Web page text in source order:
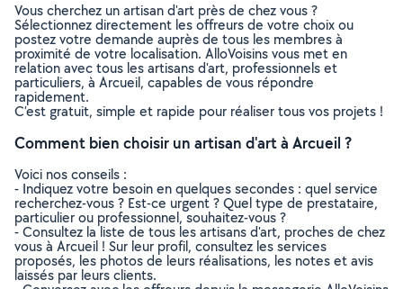
Vous cherchez un artisan d'art près de chez vous ?
Sélectionnez directement les offreurs de votre choix ou
postez votre demande auprès de tous les membres à
proximité de votre localisation. AlloVoisins vous met en
relation avec tous les artisans d'art, professionnels et
particuliers, à Arcueil, capables de vous répondre
rapidement.
C’est gratuit, simple et rapide pour réaliser tous vos projets !
Comment bien choisir un artisan d'art à Arcueil ?
Voici nos conseils :
- Indiquez votre besoin en quelques secondes : quel service
recherchez-vous ? Est-ce urgent ? Quel type de prestataire,
particulier ou professionnel, souhaitez-vous ?
- Consultez la liste de tous les artisans d'art, proches de chez
vous à Arcueil ! Sur leur profil, consultez les services
proposés, les photos de leurs réalisations, les notes et avis
laissés par leurs clients.